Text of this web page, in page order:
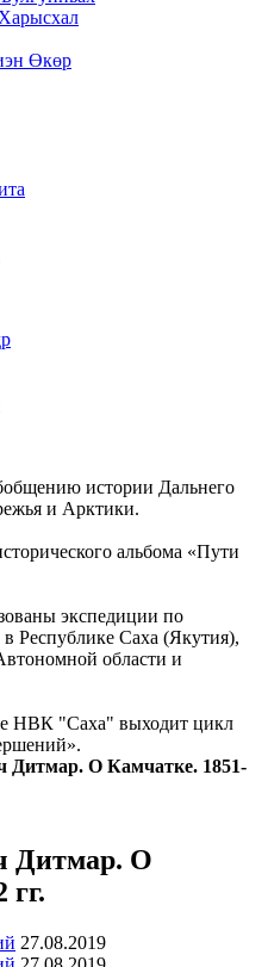
Өкөр
истории Дальнего
и Арктики.
альбома «Пути
экспедиции по
Республике Саха (Якутия),
области и
НВК "Саха" выходит цикл
Дитмар. О Камчатке. 1851-
Дитмар. О
гг.
27.08.2019